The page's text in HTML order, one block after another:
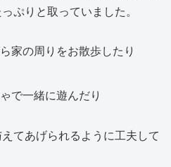
ぷりと取っていました。
家の周りをお散歩したり
で一緒に遊んだり
てあげられるように工夫して